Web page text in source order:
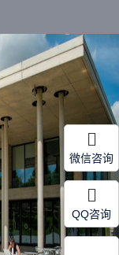
微信咨询
QQ咨询